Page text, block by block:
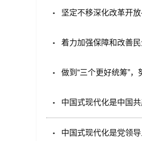
坚定不移深化改革开
着力加强保障和改善
做到“三个更好统筹”
中国式现代化是中国
中国式现代化是党领